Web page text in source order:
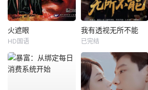
火遮眼
HD国语
我有透视无所不能
已完结